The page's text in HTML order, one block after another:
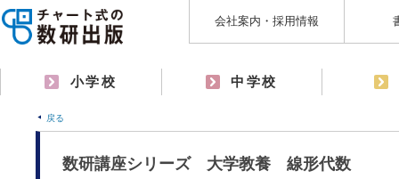
会社案内・採用情報
小学校 中学校
戻る
数研講座シリーズ 大学教養 線形代数